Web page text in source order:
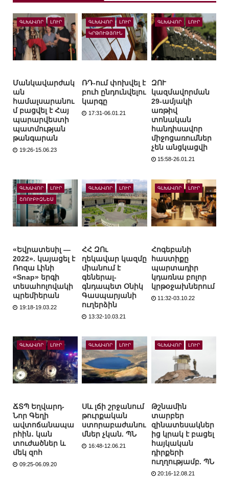
ԳԼԽԱՎՈՐ ԼՈՒՐ
Մանկավարժակ
ան
համալսարանու
մ բացվել է Հայ
պարարվեստի
պատմության
թանգարան
19:26-15.06.23
ԳԼԽԱՎՈՐ ԼՈՒՐ
ԿՐԹՈՒԹՅՈՒՆ
ՌԴ-ում փոխվել է
բուհ ընդունվելու
կարգը
17:31-06.01.21
ԳԼԽԱՎՈՐ ԼՈՒՐ
ԶՈՒ
կազմավորման
29-ամյակի
առթիվ
տոնական
հանդիսավոր
միջոցառումներ
չեն անցկացվի
15:58-26.01.21
ԳԼԽԱՎՈՐ ԼՈՒՐ
ՇՈՈՒԲԻԶՆԵՍ
«Եվրատեսիլ —
2022». կայացել է
Ռոզա Լինի
«Snap» երգի
տեսահոլովակի
պրեմիերան
19:18-19.03.22
ԳԼԽԱՎՈՐ ԼՈՒՐ
ՀՀ ԶՈւ
ղեկավար կազմը
միանում է
գեներալ-
գնդապետ Օնիկ
Գասպարյանի
ուղերձին
13:32-10.03.21
ԳԼԽԱՎՈՐ ԼՈՒՐ
Հոգեբանի
հաստիքը
պարտադիր
կդառնա բոլոր
կրթօջախներում
11:32-03.10.22
ԳԼԽԱՎՈՐ ԼՈՒՐ
ՃՏՊ Եղվարդ-
Նոր Գեղի
ավտոճանապա
րհին․ կան
տուժածներ և
մեկ զոհ
09:25-06.09.20
ԳԼԽԱՎՈՐ ԼՈՒՐ
Սև լճի շրջանում
թուրքական
ստորաբաժանու
մներ չկան. ՊՆ
16:48-12.06.21
ԳԼԽԱՎՈՐ ԼՈՒՐ
Թշնամին
տարբեր
զինատեսակներ
ից կրակ է բացել
հայկական
դիրքերի
ուղղությամբ. ՊՆ
20:16-12.08.21